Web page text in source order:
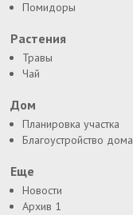
Помидоры
Растения
Травы
Чай
Дом
Планировка участка
Благоустройство дома
Еще
Новости
Архив 1